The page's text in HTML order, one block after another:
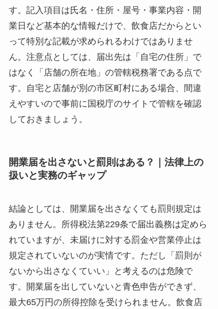
す。記入項目は氏名・住所・屋号・事業内容・開
業日など基本的な情報だけで、飲食店だからとい
って特別な記載が求められるわけではありませ
ん。注意点としては、届出先は「自宅の住所」で
はなく「店舗の所在地」の管轄税務署である点で
す。自宅と店舗が別の市区町村にある場合、間違
えやすいので事前に国税庁のサイトで管轄を確認
しておきましょう。
開業届を出さないと罰則はある？｜法律上の
扱いと実務のギャップ
結論としては、開業届を出さなくても罰則規定は
ありません。所得税法第229条で届出義務は定めら
れていますが、未届けに対する罰金や営業停止は
規定されていないのが実情です。ただし「罰則が
ないから出さなくていい」と考えるのは危険で
す。開業届を出していないと青色申告ができず、
最大65万円の所得控除を受けられません。飲食店